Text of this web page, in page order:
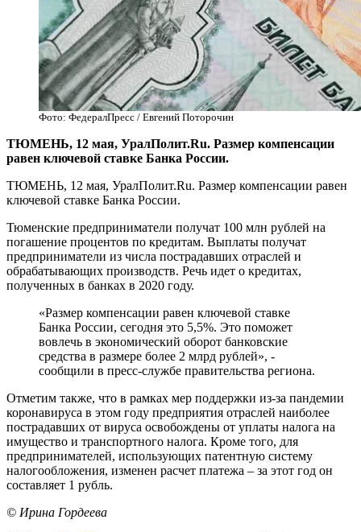
Фото: ФедералПресс / Евгений Поторочин
ТЮМЕНЬ, 12 мая, УралПолит.Ru. Размер компенсации
равен ключевой ставке Банка России.
ТЮМЕНЬ, 12 мая, УралПолит.Ru. Размер компенсации равен
ключевой ставке Банка России.
Тюменские предприниматели получат 100 млн рублей на
погашение процентов по кредитам. Выплаты получат
предприниматели из числа пострадавших отраслей и
обрабатывающих производств. Речь идет о кредитах,
полученных в банках в 2020 году.
«Размер компенсации равен ключевой ставке
Банка России, сегодня это 5,5%. Это поможет
вовлечь в экономический оборот банковские
средства в размере более 2 млрд рублей», -
сообщили в пресс-службе правительства региона.
Отметим также, что в рамках мер поддержки из-за пандемии
коронавируса в этом году предприятия отраслей наиболее
пострадавших от вируса освобождены от уплаты налога на
имущество и транспортного налога. Кроме того, для
предпринимателей, использующих патентную систему
налогообложения, изменен расчет платежа – за этот год он
составляет 1 рубль.
© Ирина Гордеева